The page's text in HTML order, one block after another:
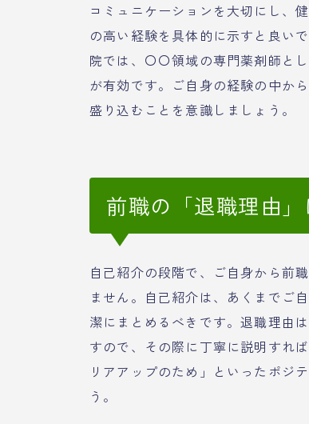
コミュニケーションを大切にし、
の高い経験を具体的に示すと良い
院では、〇〇領域の専門薬剤師と
が有効です。ご自身の経験の中か
盛り込むことを意識しましょう。
前職の「退職理由
自己紹介の段階で、ご自身から前
ません。自己紹介は、あくまでご
潔にまとめるべきです。退職理由
すので、その際に丁寧に説明すれ
リアアップのため」といったポジ
う。